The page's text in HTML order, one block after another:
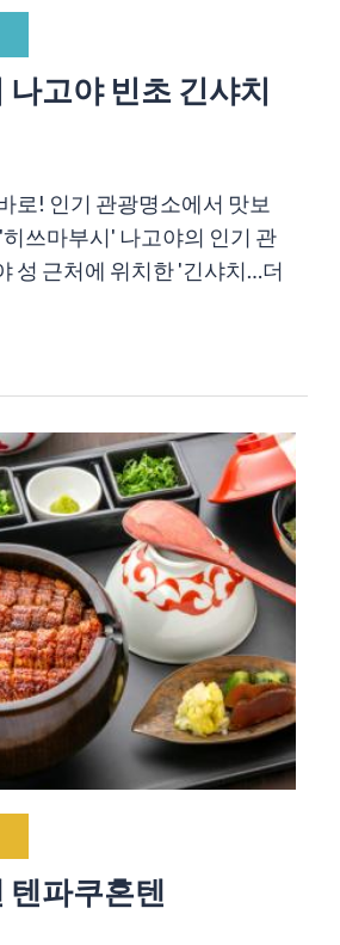
고야 빈초 긴샤치
로! 인기 관광명소에서 맛보
쓰마부시' 나고야의 인기 관
성 근처에 위치한 '긴샤치…더
텐파쿠혼텐